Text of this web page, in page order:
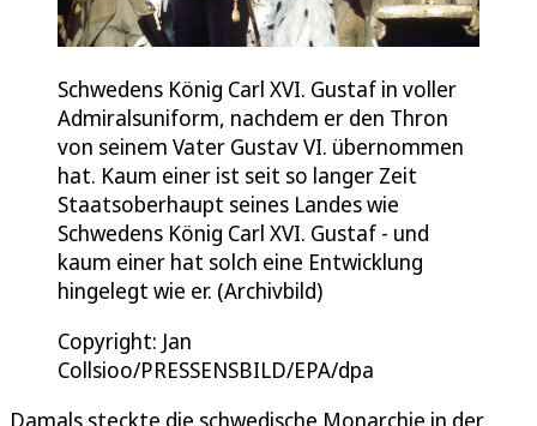
Schwedens König Carl XVI. Gustaf in voller
Admiralsuniform, nachdem er den Thron
von seinem Vater Gustav VI. übernommen
hat. Kaum einer ist seit so langer Zeit
Staatsoberhaupt seines Landes wie
Schwedens König Carl XVI. Gustaf - und
kaum einer hat solch eine Entwicklung
hingelegt wie er. (Archivbild)
Copyright: Jan
Collsioo/PRESSENSBILD/EPA/dpa
Damals steckte die schwedische Monarchie in der